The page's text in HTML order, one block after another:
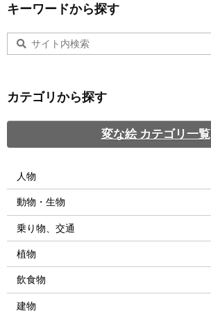
キーワードから探す
カテゴリから探す
変な絵 カテゴリ一覧
人物
動物・生物
乗り物、交通
植物
飲食物
建物